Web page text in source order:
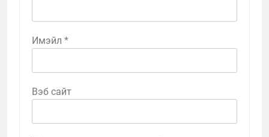
Имэйл *
Вэб сайт